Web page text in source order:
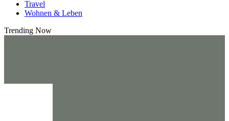
Travel
Wohnen & Leben
Trending Now